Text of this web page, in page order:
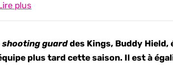
plus
shooting guarddes Kings, Buddy
plus tard cette saison. Il est à